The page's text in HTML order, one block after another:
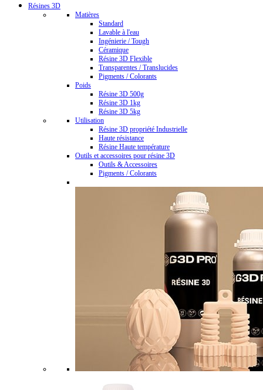
Résines 3D
Matières
Standard
Lavable à l'eau
Ingénierie / Tough
Céramique
Résine 3D Flexible
Transparentes / Translucides
Pigments / Colorants
Poids
Résine 3D 500g
Résine 3D 1kg
Résine 3D 5kg
Utilisation
Résine 3D propriété Industrielle
Haute résistance
Résine Haute température
Outils et accessoires pour résine 3D
Outils & Accessoires
Pigments / Colorants